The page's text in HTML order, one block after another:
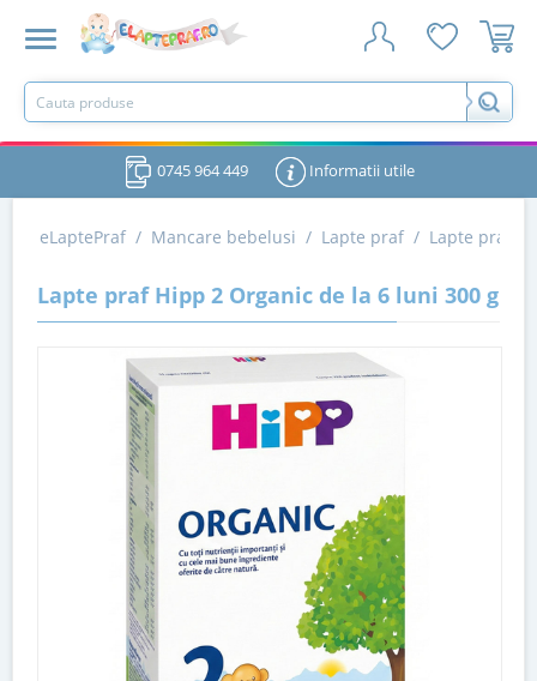
0745 964 449 Informatii utile
eLaptePraf / Mancare bebelusi / Lapte praf / Lapte praf
Lapte praf Hipp 2 Organic de la 6 luni 300 g